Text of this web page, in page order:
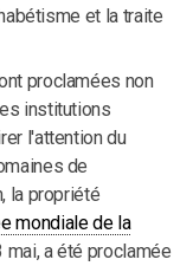
et la traite
proclamées non
institutions
l'attention du
de
la propriété
mondiale de la
a été proclamée